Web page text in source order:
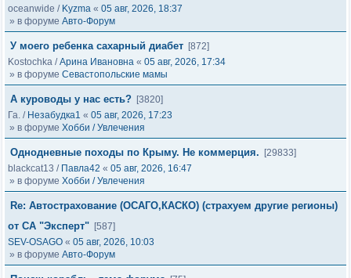
oceanwide / Kyzma « 05 авг, 2026, 18:37
» в форуме Авто-Форум
У моего ребенка сахарный диабет [872]
Kostochka /Арина Ивановна « 05 авг, 2026, 17:34
» в форуме Севастопольские мамы
А куроводы у нас есть? [3820]
Га. / Незабудка1 « 05 авг, 2026, 17:23
» в форуме Хобби / Увлечения
Однодневные походы по Крыму. Не коммерция.
[29833]
blackcat13 / Павла42 « 05 авг, 2026, 16:47
» в форуме Хобби / Увлечения
Re: Автострахование (ОСАГО,КАСКО) (страхуем другие регионы)
от СА "Эксперт" [587]
SEV-OSAGO « 05 авг, 2026, 10:03
» в форуме Авто-Форум